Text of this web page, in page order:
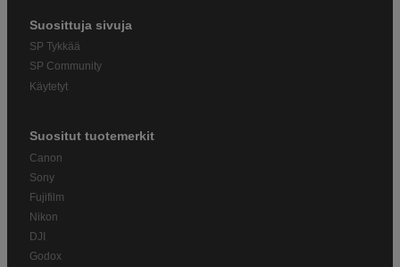
Suosittuja sivuja
SP Tykkää
SP Community
Käytetyt
Suositut tuotemerkit
Canon
Sony
Fujifilm
Nikon
DJI
Godox